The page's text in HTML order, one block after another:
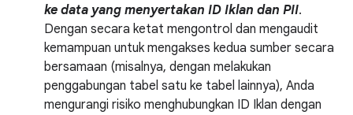
ke data yang menyertakan ID Iklan dan PII.
Dengan secara ketat mengontrol dan mengaudit
kemampuan untuk mengakses kedua sumber secara
bersamaan (misalnya, dengan melakukan
penggabungan tabel satu ke tabel lainnya), Anda
mengurangi risiko menghubungkan ID Iklan dengan